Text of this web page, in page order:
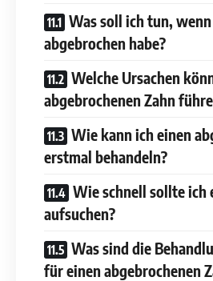
Was soll ich tun,
abgebrochen habe?
Welche Ursachen
abgebrochenen Zahn
Wie kann ich einen
erstmal behandeln?
Wie schnell sollte ich
aufsuchen?
Was sind die
für einen abgebrochenen